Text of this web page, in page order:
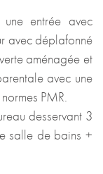
entrée avec
avec déplafonné
aménagée et
avec une
PMR.
desservant 3
salle de bains +